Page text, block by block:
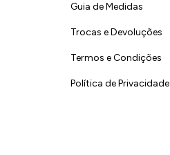
Guia de Medidas
Trocas e Devoluções
Termos e Condições
Política de Privacidade